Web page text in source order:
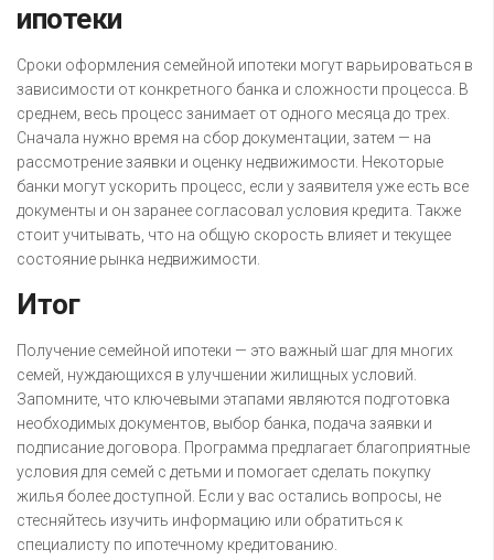
ипотеки
Сроки оформления семейной ипотеки могут варьироваться в
зависимости от конкретного банка и сложности процесса. В
среднем, весь процесс занимает от одного месяца до трех.
Сначала нужно время на сбор документации, затем — на
рассмотрение заявки и оценку недвижимости. Некоторые
банки могут ускорить процесс, если у заявителя уже есть все
документы и он заранее согласовал условия кредита. Также
стоит учитывать, что на общую скорость влияет и текущее
состояние рынка недвижимости.
Итог
Получение семейной ипотеки — это важный шаг для многих
семей, нуждающихся в улучшении жилищных условий.
Запомните, что ключевыми этапами являются подготовка
необходимых документов, выбор банка, подача заявки и
подписание договора. Программа предлагает благоприятные
условия для семей с детьми и помогает сделать покупку
жилья более доступной. Если у вас остались вопросы, не
стесняйтесь изучить информацию или обратиться к
специалисту по ипотечному кредитованию.